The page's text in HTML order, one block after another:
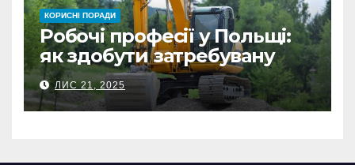
КОРИСНІ ПОРАДИ
Робочі професії у Польщі:
як здобути затребувану
спеціальність та заробляти
гідні гроші
ЛИС 21, 2025